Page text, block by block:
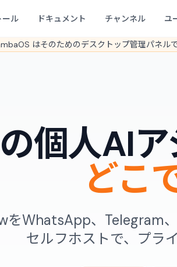
ール ドキュメント チャンネル ユ
はそのためのデスクトップ管理パネル
個人AIア
どこ
をWhatsApp、Telegram
セルフホストで、プラ